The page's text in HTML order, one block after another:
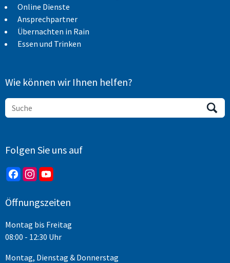
Online Dienste
Ansprechpartner
Übernachten in Rain
Essen und Trinken
Wie können wir Ihnen helfen?
Folgen Sie uns auf
Öffnungszeiten
Montag bis Freitag
08:00 - 12:30 Uhr
Montag, Dienstag & Donnerstag